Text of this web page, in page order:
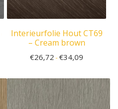
Interieurfolie Hout CT69
– Cream brown
€26,72 -€34,09